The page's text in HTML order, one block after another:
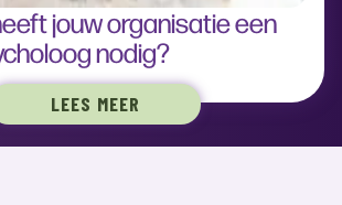
jouw organisatie een
nodig?
LEES MEER